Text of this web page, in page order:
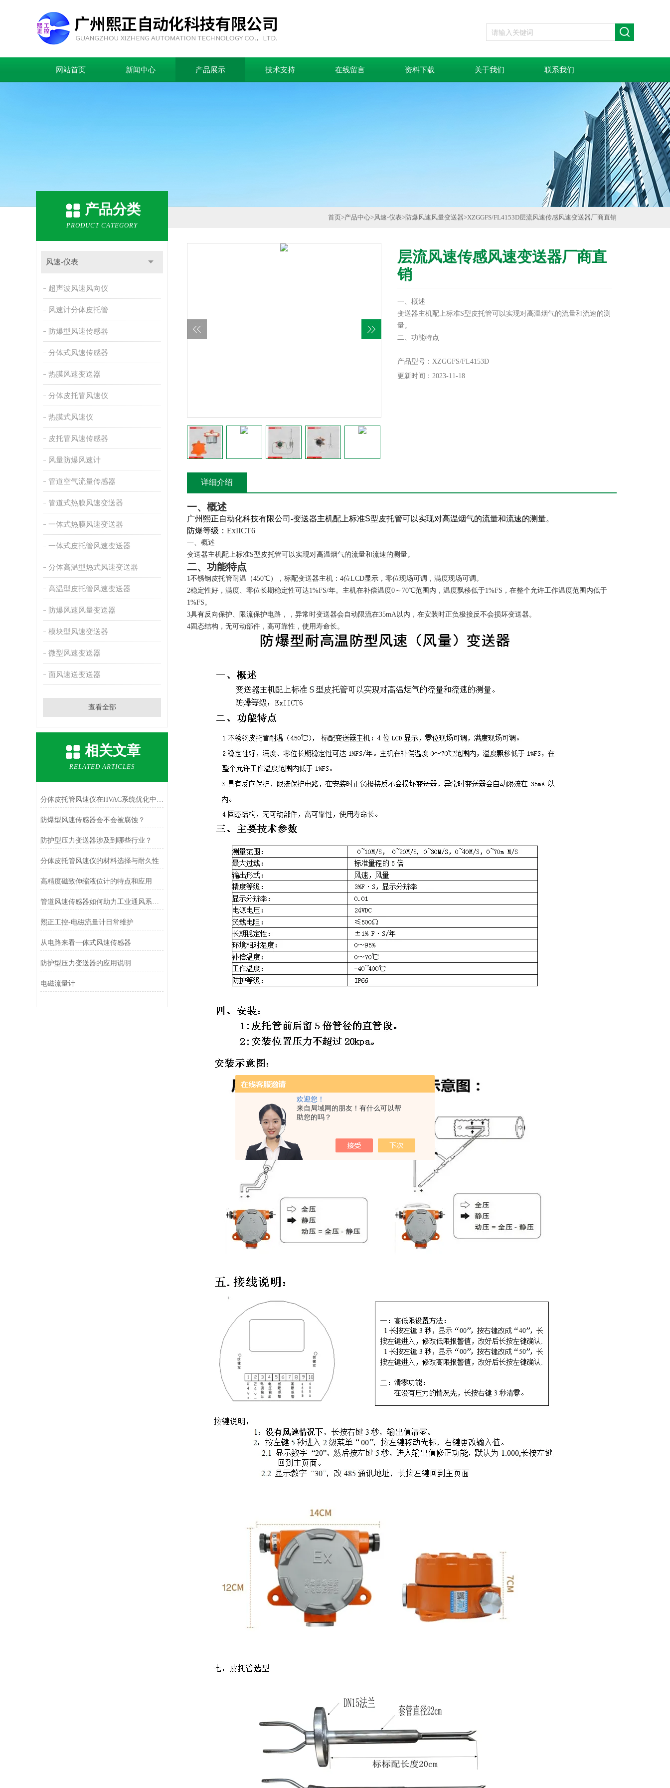
欢迎您！
来自局域网的朋友！有什么可以帮
助您的吗？
网站首页 新闻中心 产品展示 技术支持 在线留言 资料下载 关于我们 联系我们
产品分类
PRODUCT CATEGORY
风速-仪表
超声波风速风向仪
风速计分体皮托管
防爆型风速传感器
分体式风速传感器
热膜风速变送器
分体皮托管风速仪
热膜式风速仪
皮托管风速传感器
风量防爆风速计
管道空气流量传感器
管道式热膜风速变送器
一体式热膜风速变送器
一体式皮托管风速变送器
分体高温型热式风速变送器
高温型皮托管风速变送器
防爆风速风量变送器
模块型风速变送器
微型风速变送器
面风速送变送器
查看全部
相关文章
RELATED ARTICLES
分体皮托管风速仪在HVAC系统优化中的作用
防爆型风速传感器会不会被腐蚀？
防护型压力变送器涉及到哪些行业？
分体皮托管风速仪的材料选择与耐久性
高精度磁致伸缩液位计的特点和应用
管道风速传感器如何助力工业通风系统优化？
熙正工控-电磁流量计日常维护
从电路来看一体式风速传感器
防护型压力变送器的应用说明
电磁流量计
首页>产品中心>风速-仪表>防爆风速风量变送器>XZGGFS/FL4153D层流风速传感风速变送器厂商直销
层流风速传感风速变送器厂商直
销
一、概述
变送器主机配上标准S型皮托管可以实现对高温烟气的流量和流速的测
量。
二、功能特点
现场可调，满度现场可调。
2稳定性好，满度、零位长期稳定性可达1%FS/年。主机在补偿温度0～
产品型号：XZGGFS/FL4153D
更新时间：2023-11-18
详细介绍
一、概述
广州熙正自动化科技有限公司-变送器主机配上标准S型皮托管可以实现对高温烟气的流量和流速的测量。
防爆等级： ExIICT6
一、概述
变送器主机配上标准S型皮托管可以实现对高温烟气的流量和流速的测量。
二、功能特点
1不锈钢皮托管耐温（450℃），标配变送器主机：4位LCD显示，零位现场可调，满度现场可调。
2稳定性好，满度、零位长期稳定性可达1%FS/年。主机在补偿温度0～70℃范围内，温度飘移低于1%FS，在整个允许工作温度范围内低于
1%FS。
3具有反向保护、限流保护电路，
，异常时变送器会自动限流在35mA以内， 在安装时正负极接反不会损坏变送器。
4固态结构，无可动部件，高可靠性，使用寿命长。